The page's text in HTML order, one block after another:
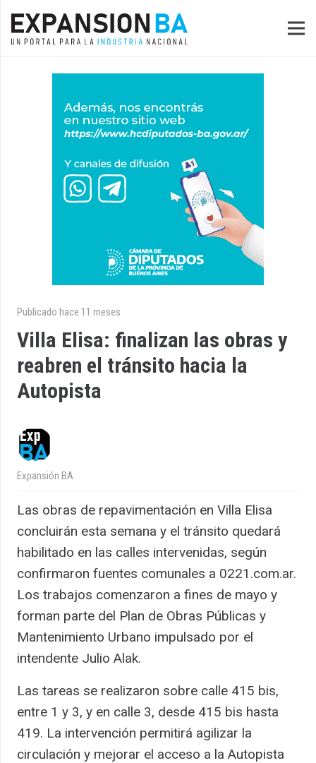
Publicado hace 11 meses
Villa Elisa: finalizan las obras y
reabren el tránsito hacia la
Autopista
Expansión BA
Las obras de repavimentación en Villa Elisa
concluirán esta semana y el tránsito quedará
habilitado en las calles intervenidas, según
confirmaron fuentes comunales a 0221.com.ar.
Los trabajos comenzaron a fines de mayo y
forman parte del Plan de Obras Públicas y
Mantenimiento Urbano impulsado por el
intendente Julio Alak.
Las tareas se realizaron sobre calle 415 bis,
entre 1 y 3, y en calle 3, desde 415 bis hasta
419. La intervención permitirá agilizar la
circulación y mejorar el acceso a la Autopista